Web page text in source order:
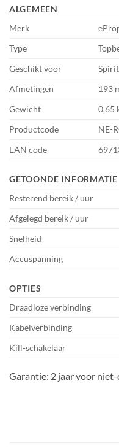
ALGEMEEN
Merk
Type
Geschikt voor
Afmetingen
193
Gewicht
0,65
Productcode
NE-
EAN code
GETOONDE INFORMATIE
Resterend bereik / uur
Afgelegd bereik / uur
Snelheid
Accuspanning
OPTIES
Draadloze verbinding
Kabelverbinding
Kill-schakelaar
Garantie: 2 jaar voor